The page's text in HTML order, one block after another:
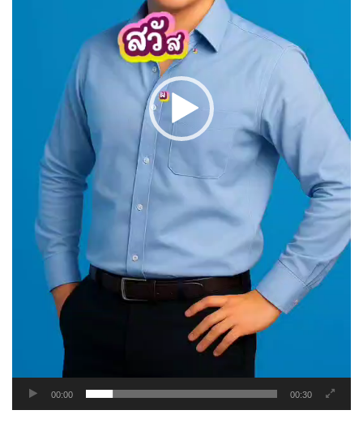
00:00 00:30